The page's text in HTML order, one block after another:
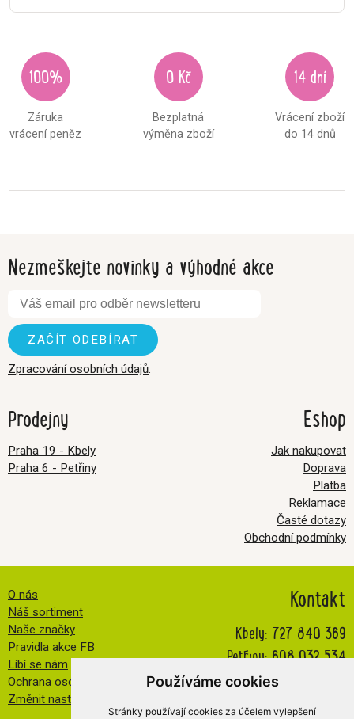
Používáme cookies
Stránky používají cookies za účelem vylepšení
100%
Záruka
vrácení peněz
0 Kč
Bezplatná
výměna zboží
14 dní
Vrácení zboží
do 14 dnů
Nezmeškejte novinky a výhodné akce
Zpracování osobních údajů.
Prodejny
Praha 19 - Kbely
Praha 6 - Petřiny
Kontakt
Kbely: 727 840 369
Petřiny:608 032 534
info@veselatkanicka.cz
Eshop
Jak nakupovat
Doprava
Platba
Reklamace
Časté dotazy
Obchodní podmínky
O nás
Náš sortiment
Naše značky
Pravidla akce FB
Líbí se nám
Ochrana osobních údajů
Změnit nastavení cookies